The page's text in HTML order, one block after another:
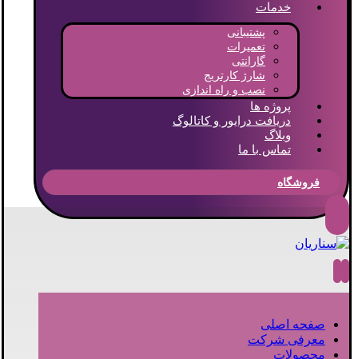
خدمات
پشتیبانی
تعمیرات
گارانتی
شارژ کارتریج
نصب و راه اندازی
پروژه ها
دریافت درایور و کاتالوگ
وبلاگ
تماس با ما
فروشگاه
صفحه اصلی
معرفی شرکت
محصولات